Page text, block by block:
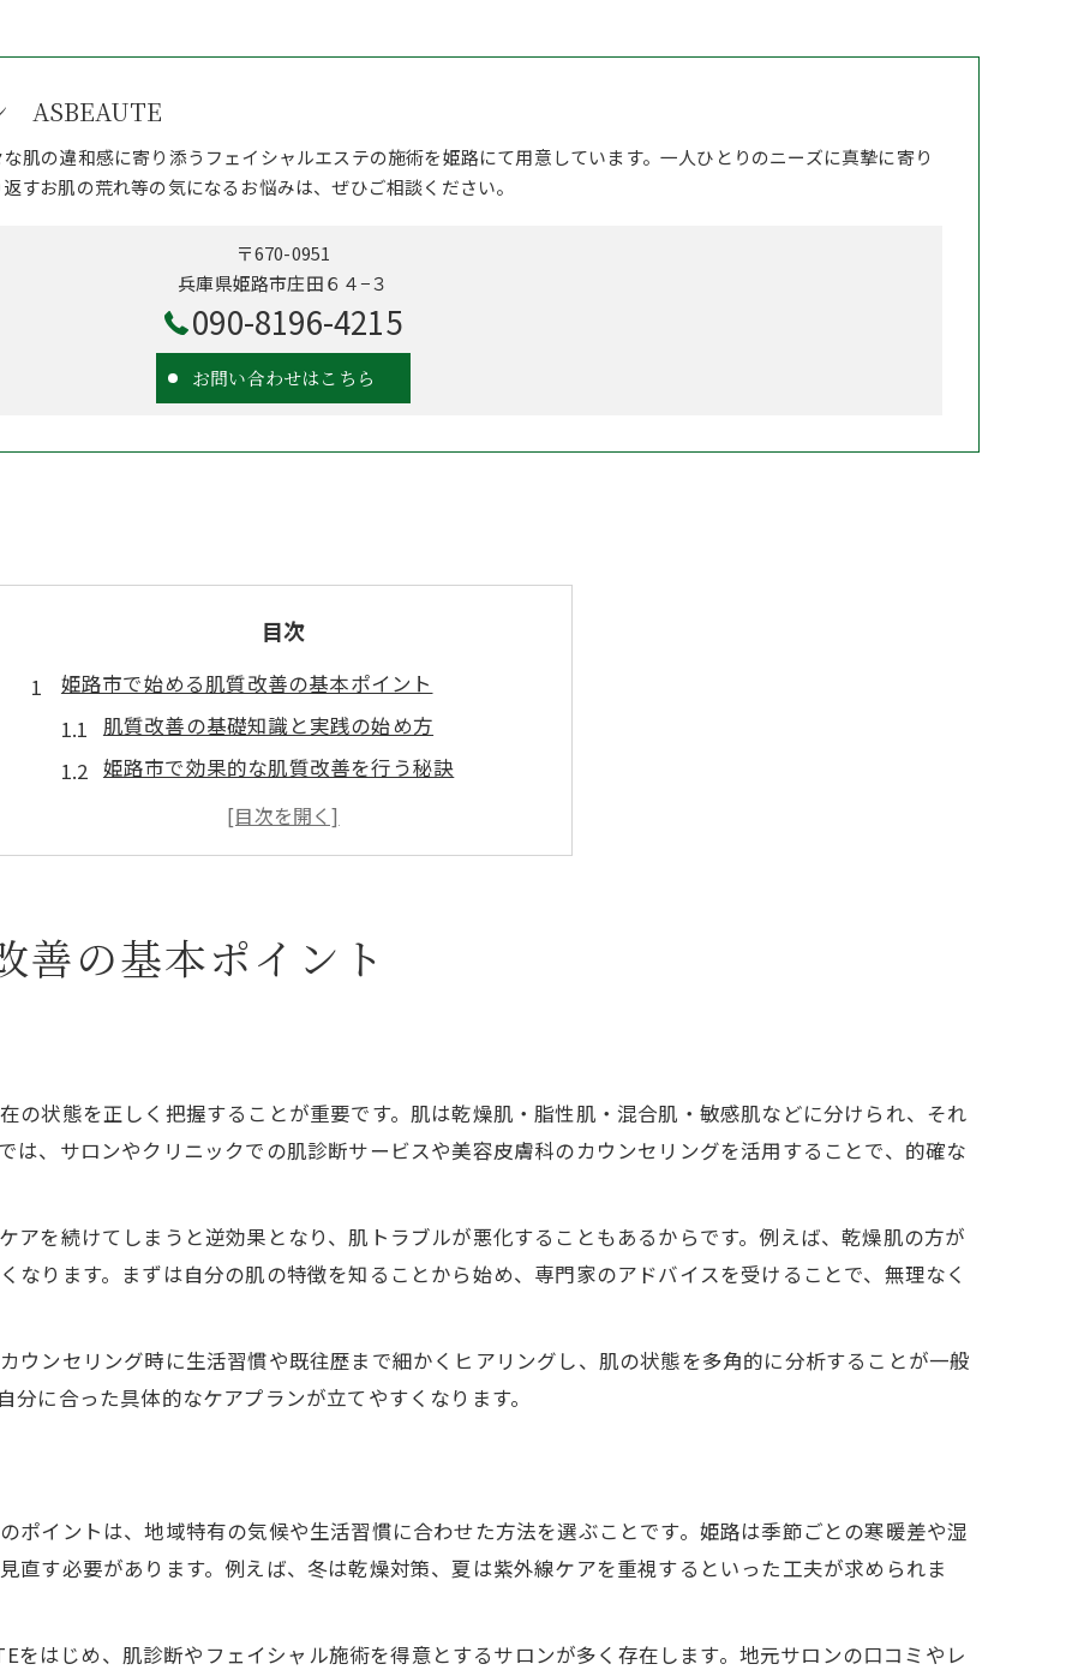
ASBEAUTE
肌の違和感に寄り添うフェイシャルエステの施術を姫路にて用意しています。一人ひとりのニーズに真摯に寄り
すお肌の荒れ等の気になるお悩みは、ぜひご相談ください。
〒670-0951
兵庫県姫路市庄田６４−３
090-8196-4215
お問い合わせはこちら
目次
姫路市で始める肌質改善の基本ポイント
肌質改善の基礎知識と実践の始め方
姫路市で効果的な肌質改善を行う秘訣
肌診断を活用した肌質改善の第一歩
日常に取り入れやすい肌質改善方法の選び方
肌質改善を目指すなら押さえたい新常識
最新の肌質改善トレンドと選び方のポイント
肌質改善で見落としがちなケアのポイント
肌質改善に欠かせない生活習慣の見直し
肌質改善に役立つ毎日のケア習慣の工夫
肌質改善を加速させる生活リズムの整え方
肌が綺麗になる習慣と肌質改善の関係性
肌質改善で変わるスキンケアのアプローチ
肌質改善に効果的な食事や睡眠のポイント
実践しやすい肌質改善のための毎日ルーティン
継続的な肌質改善成功のためのアドバイス
善の基本ポイント
の状態を正しく把握することが重要です。肌は乾燥肌・脂性肌・混合肌・敏感肌などに分けられ、それ
は、サロンやクリニックでの肌診断サービスや美容皮膚科のカウンセリングを活用することで、的確な
アを続けてしまうと逆効果となり、肌トラブルが悪化することもあるからです。例えば、乾燥肌の方が
なります。まずは自分の肌の特徴を知ることから始め、専門家のアドバイスを受けることで、無理なく
ウンセリング時に生活習慣や既往歴まで細かくヒアリングし、肌の状態を多角的に分析することが一般
に合った具体的なケアプランが立てやすくなります。
ポイントは、地域特有の気候や生活習慣に合わせた方法を選ぶことです。姫路は季節ごとの寒暖差や湿
直す必要があります。例えば、冬は乾燥対策、夏は紫外線ケアを重視するといった工夫が求められま
をはじめ、肌診断やフェイシャル施術を得意とするサロンが多く存在します。地元サロンの口コミやレ